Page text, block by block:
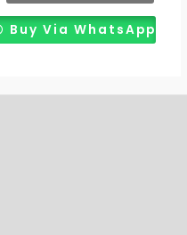
Buy Via WhatsApp